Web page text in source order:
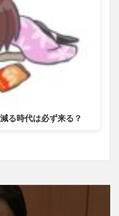
る時代は必ず来る？